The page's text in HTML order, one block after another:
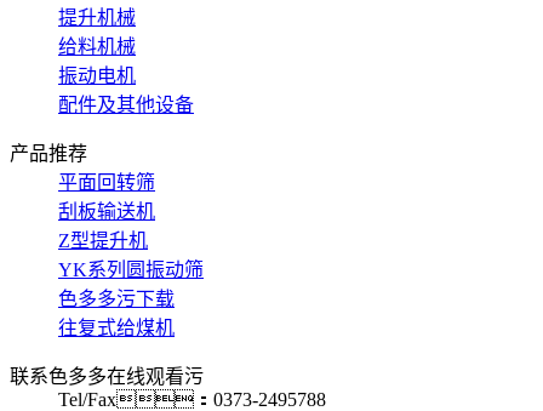
提升机械
给料机械
振动电机
配件及其他设备
产品推荐
平面回转筛
刮板输送机
Z型提升机
YK系列圆振动筛
色多多污下载
往复式给煤机
联系色多多在线观看污
Tel/Fax：0373-2495788